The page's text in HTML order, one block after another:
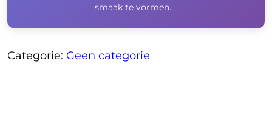
smaak te vormen.
Categorie: Geen categorie